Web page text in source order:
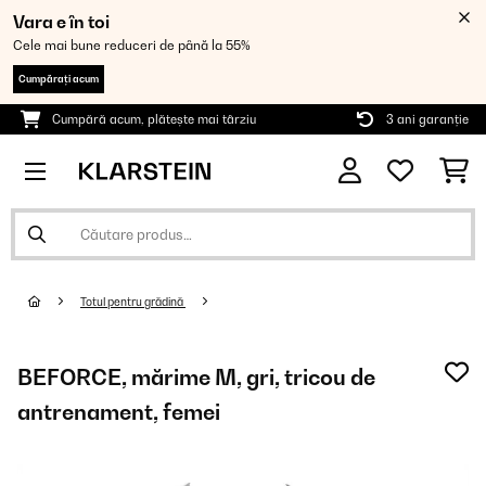
Vara e în toi
Cele mai bune reduceri de până la 55%
Cumpărați acum
Cumpără acum, plătește mai târziu 3 ani garanție
Totul pentru grădină
BEFORCE, mărime M, gri, tricou de
antrenament, femei